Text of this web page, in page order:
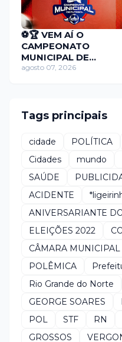
⚽🏆 VEM AÍ O
CAMPEONATO
MUNICIPAL DE
FUTEBOL DE CAMPO
agosto 07, 2026
Tags principais
cidade POLÍTICA
Cidades
mundo
SAÚDE
ACIDENTE
ANIVERSARIANTE
ELEIÇÕES 2022
CÂMARA
POLÊMICA
Rio Grande do Norte
GEORGE SOARES
POL
STF RN
GROSSOS